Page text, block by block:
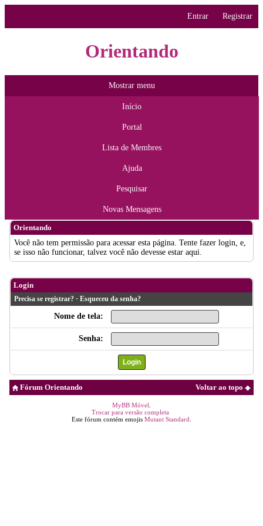
Entrar Registrar
Orientando
Mostrar menu
Início
Portal
Lista de Membres
Ajuda
Pesquisar
Novas Mensagens
Orientando
Você não tem permissão para acessar esta página. Tente fazer login, e,
se isso não funcionar, talvez você não devesse estar aqui.
Login
Precisa se registrar? · Esqueceu da senha?
Nome de tela:
Senha:
Voltar ao topo
Fórum Orientando
MyBB Móvel
Trocar para versão completa
Este fórum contém emojis Mutant Standard